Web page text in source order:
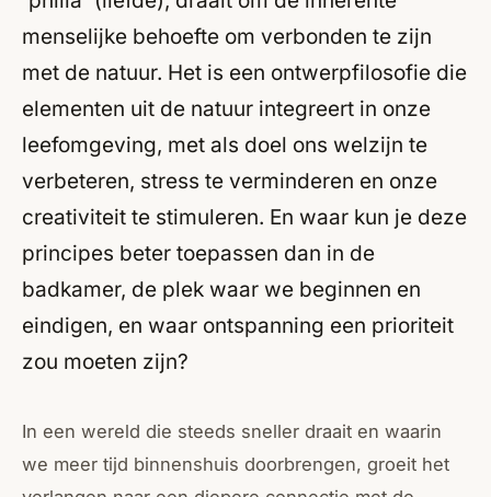
menselijke behoefte om verbonden te zijn
met de natuur. Het is een ontwerpfilosofie die
elementen uit de natuur integreert in onze
leefomgeving, met als doel ons welzijn te
verbeteren, stress te verminderen en onze
creativiteit te stimuleren. En waar kun je deze
principes beter toepassen dan in de
badkamer, de plek waar we beginnen en
eindigen, en waar ontspanning een prioriteit
zou moeten zijn?
In een wereld die steeds sneller draait en waarin
we meer tijd binnenshuis doorbrengen, groeit het